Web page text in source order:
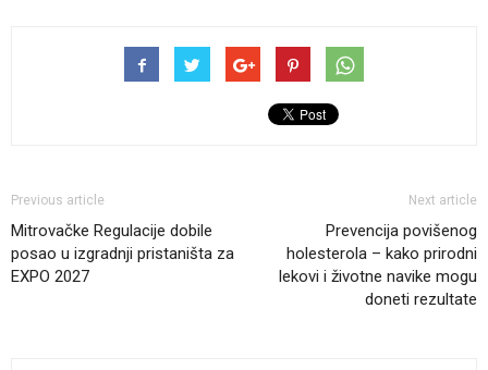
Previous article
Mitrovačke Regulacije dobile
posao u izgradnji pristaništa za
EXPO 2027
Next article
Prevencija povišenog
holesterola – kako prirodni
lekovi i životne navike mogu
doneti rezultate